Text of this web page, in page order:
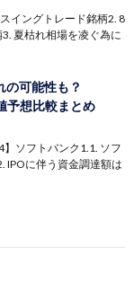
イングトレード銘柄2. 8
夏枯れ相場を凌ぐ為に
の可能性も？
予想比較まとめ
ソフトバンク1.1. ソフ
IPOに伴う資金調達額は